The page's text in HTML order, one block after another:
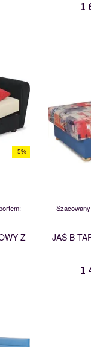
1
-5%
Z
JAŚ B
1